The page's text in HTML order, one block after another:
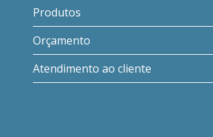
Produtos
Orçamento
Atendimento ao cliente